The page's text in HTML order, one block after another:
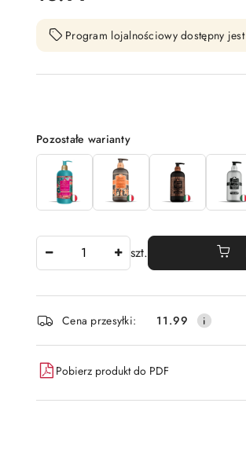
Program lojalnościowy dostępny
Wariant
Pozostałe warianty
szt.
Dostępność
i
dostawa
Cena przesyłki: 11.99
Pobierz produkt do PDF